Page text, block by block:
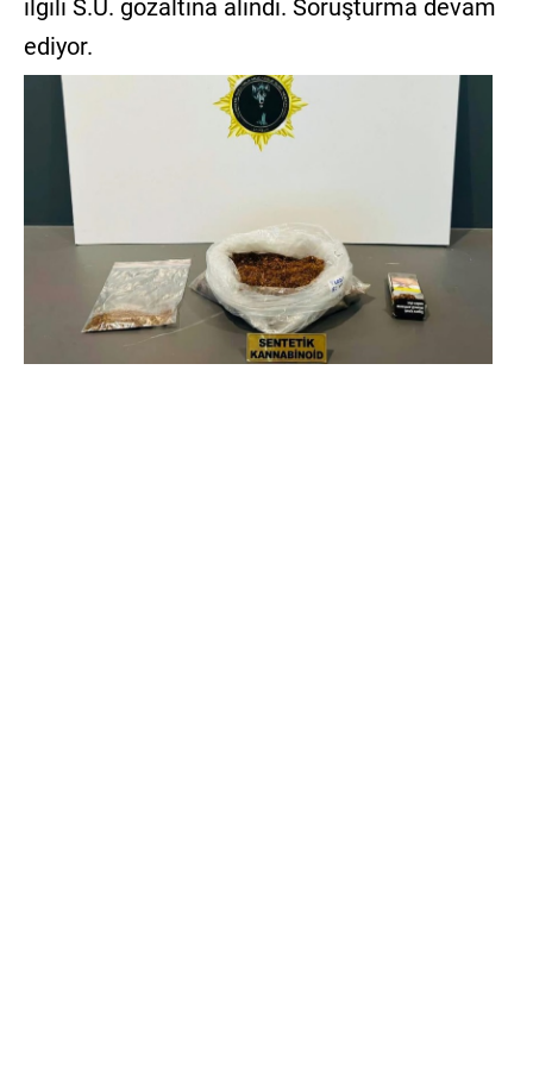
ilgili S.Ü. gözaltına alındı. Soruşturma devam
ediyor.